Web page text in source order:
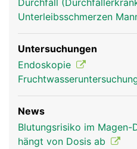
frau
Durchfall
Unterleibsschmerzen
Untersuchungen
Endoskopie
News
Blutungsrisiko im
hängt von Dosis ab